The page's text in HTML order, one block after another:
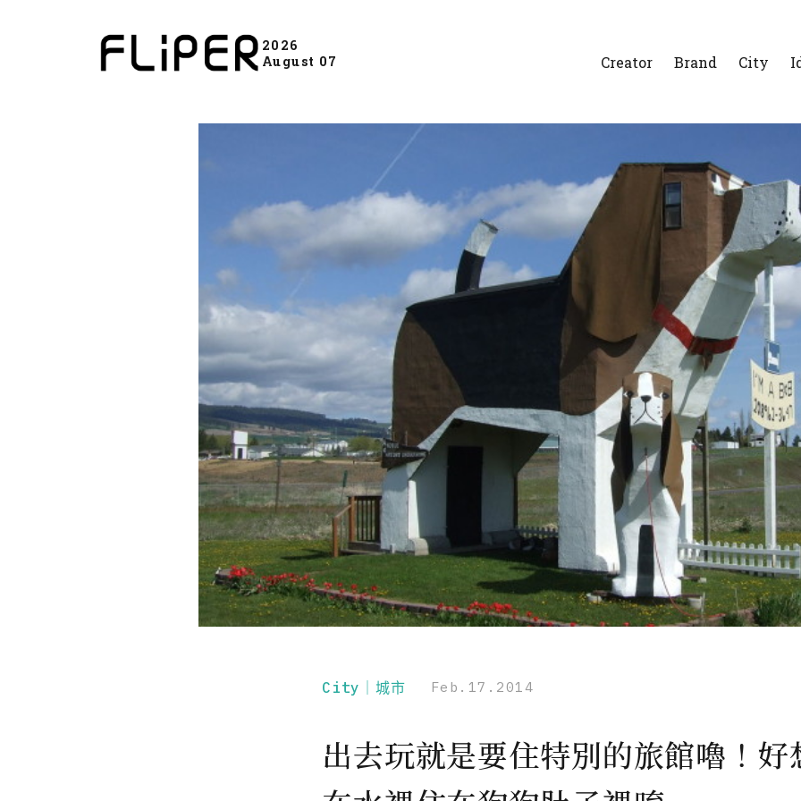
2026
August 07
Creator Brand City
City｜城市 Feb.17.2014
出去玩就是要住特別的旅館嚕！好